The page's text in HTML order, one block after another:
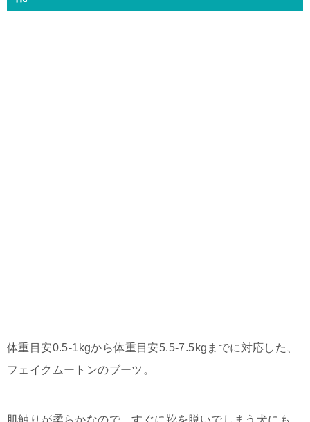
体重目安0.5-1kgから体重目安5.5-7.5kgまでに対応した、
フェイクムートンのブーツ。
肌触りが柔らかなので、すぐに靴を脱いでしまう犬にも、